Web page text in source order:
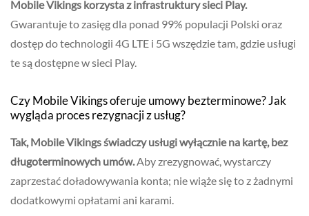
Mobile Vikings korzysta z infrastruktury sieci Play.
Gwarantuje to zasięg dla ponad 99% populacji Polski oraz
dostęp do technologii 4G LTE i 5G wszędzie tam, gdzie usługi
te są dostępne w sieci Play.
Czy Mobile Vikings oferuje umowy bezterminowe? Jak
wygląda proces rezygnacji z usług?
Tak, Mobile Vikings świadczy usługi wyłącznie na kartę, bez
długoterminowych umów.Aby zrezygnować, wystarczy
zaprzestać doładowywania konta; nie wiąże się to z żadnymi
dodatkowymi opłatami ani karami.